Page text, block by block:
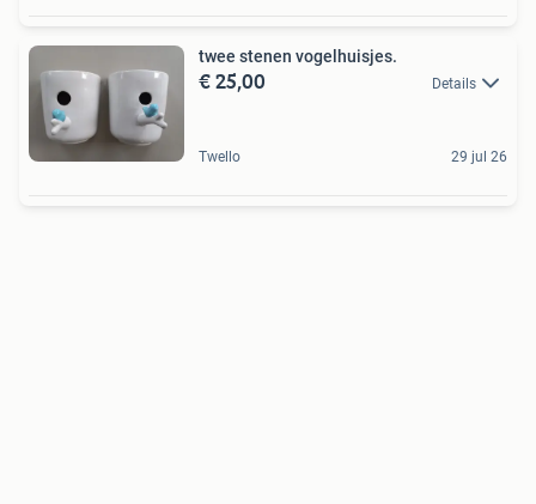
twee stenen vogelhuisjes.
€ 25,00 Details
Twello 29 jul 26